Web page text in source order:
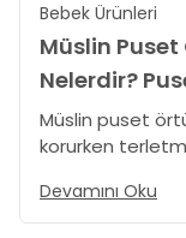
Bebek Ürünleri
Müslin
Nelerdir?
Avantajları
Müslin puset
korurken
ve TinyLamb’in
modellerini
Devamını Oku